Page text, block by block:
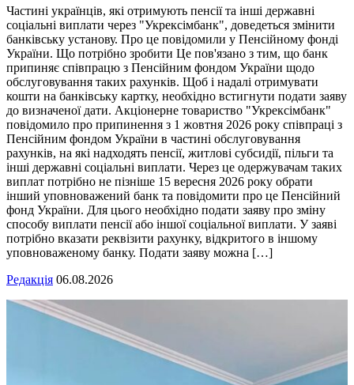
Частині українців, які отримують пенсії та інші державні
соціальні виплати через "Укрексімбанк", доведеться змінити
банківську установу. Про це повідомили у Пенсійному фонді
України. Що потрібно зробити Це пов'язано з тим, що банк
припиняє співпрацю з Пенсійним фондом України щодо
обслуговування таких рахунків. Щоб і надалі отримувати
кошти на банківську картку, необхідно встигнути подати заяву
до визначеної дати. Акціонерне товариство "Укрексімбанк"
повідомило про припинення з 1 жовтня 2026 року співпраці з
Пенсійним фондом України в частині обслуговування
рахунків, на які надходять пенсії, житлові субсидії, пільги та
інші державні соціальні виплати. Через це одержувачам таких
виплат потрібно не пізніше 15 вересня 2026 року обрати
інший уповноважений банк та повідомити про це Пенсійний
фонд України. Для цього необхідно подати заяву про зміну
способу виплати пенсії або іншої соціальної виплати. У заяві
потрібно вказати реквізити рахунку, відкритого в іншому
уповноваженому банку. Подати заяву можна […]
Редакція 06.08.2026